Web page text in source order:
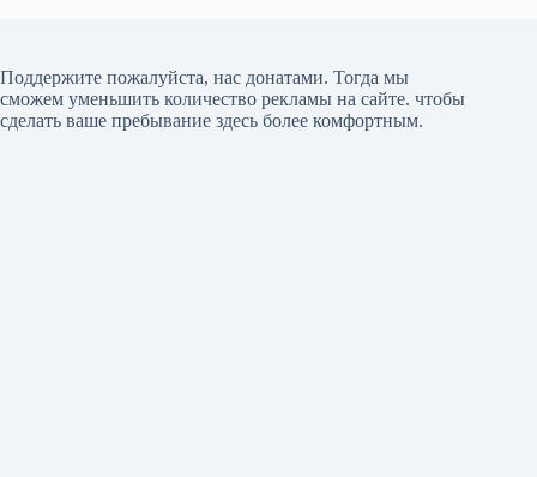
Поддержите пожалуйста, нас донатами. Тогда мы
сможем уменьшить количество рекламы на сайте. чтобы
сделать ваше пребывание здесь более комфортным.